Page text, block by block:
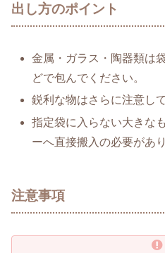
出し方のポイント
金属・ガラス・陶器類は
どで包んでください。
鋭利な物はさらに注意し
指定袋に入らない大きな
ーへ直接搬入の必要があ
注意事項